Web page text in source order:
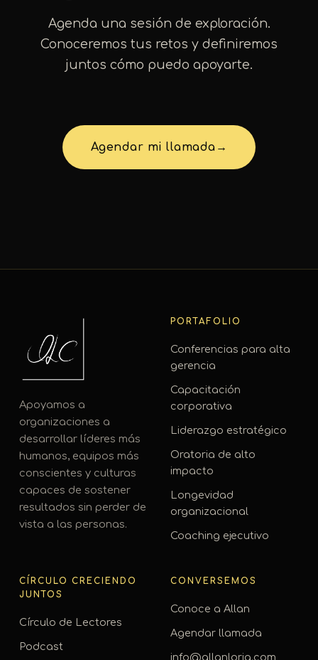
Agenda una sesión de exploración.
Conoceremos tus retos y definiremos
juntos cómo puedo apoyarte.
Agendar mi llamada →
Apoyamos a
organizaciones a
desarrollar líderes más
humanos, equipos más
conscientes y culturas
capaces de sostener
resultados sin perder de
vista a las personas.
PORTAFOLIO
Conferencias para alta
gerencia
Capacitación
corporativa
Liderazgo estratégico
Oratoria de alto
impacto
Longevidad
organizacional
Coaching ejecutivo
CÍRCULO CRECIENDO
JUNTOS
Círculo de Lectores
Podcast
CONVERSEMOS
Conoce a Allan
Agendar llamada
info@allanloria.com